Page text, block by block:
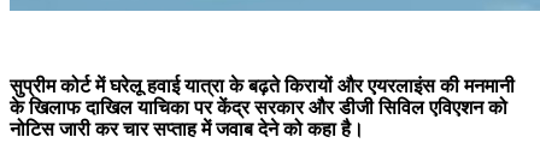
सुप्रीम कोर्ट में घरेलू हवाई यात्रा के बढ़ते किरायों और एयरलाइंस की मनमानी
के खिलाफ दाखिल याचिका पर केंद्र सरकार और डीजी सिविल एविएशन को
नोटिस जारी कर चार सप्ताह में जवाब देने को कहा है।